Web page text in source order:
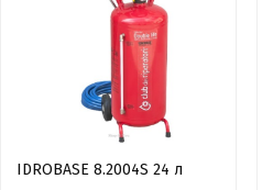
IDROBASE 8.2004S 24 л